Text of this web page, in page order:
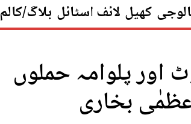
کھیل لائف اسٹائل بلاگ/کالم
اور پلوامہ حملوں
عظمٰی بخاری